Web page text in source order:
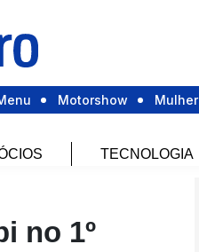
Motorshow Mulher
TECNOLOGIA
no 1º